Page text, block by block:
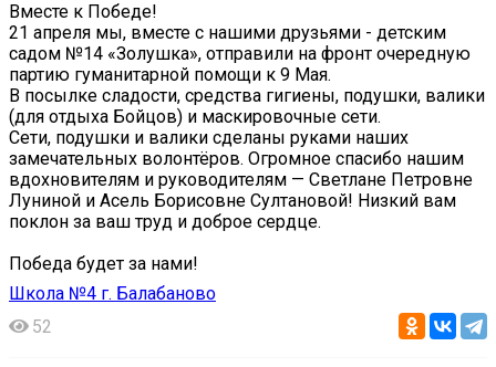
Вместе к Победе!
21 апреля мы, вместе с нашими друзьями - детским
садом №14 «Золушка», отправили на фронт очередную
партию гуманитарной помощи к 9 Мая.
В посылке сладости, средства гигиены, подушки, валики
(для отдыха Бойцов) и маскировочные сети.
Сети, подушки и валики сделаны руками наших
замечательных волонтёров. Огромное спасибо нашим
вдохновителям и руководителям — Светлане Петровне
Луниной и Асель Борисовне Султановой! Низкий вам
поклон за ваш труд и доброе сердце.
Победа будет за нами!
Школа №4 г. Балабаново
52